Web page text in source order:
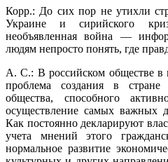
Корр.: До сих пор не утихли
Украине и сирийского
необъявленная война —
людям непросто понять, где
А. С.: В российском обществе в
проблема создания в стране
общества, способного
осуществление самых важных
Как постоянно декларируют
учета мнений этого
нормальное развитие